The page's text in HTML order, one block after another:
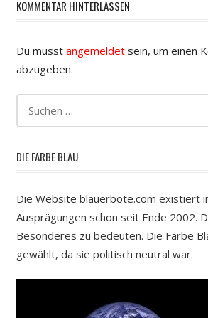
KOMMENTAR HINTERLASSEN
Du musst angemeldetsein, um einen
abzugeben.
DIE FARBE BLAU
Die Website blauerbote.com existiert
Ausprägungen schon seit Ende 2002.
Besonderes zu bedeuten. Die Farbe
gewählt, da sie politisch neutral war.